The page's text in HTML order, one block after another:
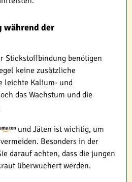
während der
Stickstoffbindung benötigen
keine zusätzliche
leichte Kalium- und
das Wachstum und die
und Jäten ist wichtig, um
Besonders in der
darauf achten, dass die jungen
überwuchert werden.